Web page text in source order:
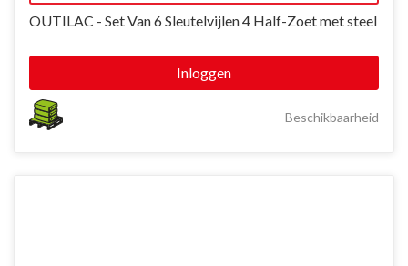
OUTILAC - Set Van 6 Sleutelvijlen 4 Half-Zoet met steel
Inloggen
Beschikbaarheid